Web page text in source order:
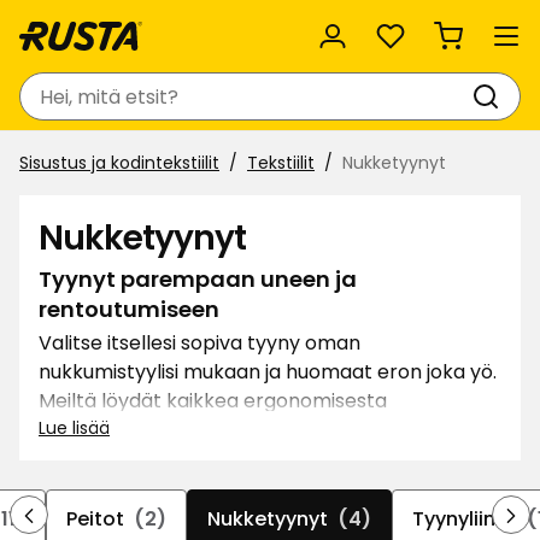
Suosikit
Haku
Sisustus ja kodintekstiilit Tekstiilit Nukketyynyt
Nukketyynyt
Tyynyt parempaan uneen ja
rentoutumiseen
Valitse itsellesi sopiva tyyny oman
nukkumistyylisi mukaan ja huomaat eron joka yö.
Meiltä löydät kaikkea ergonomisesta
vartalotyynystä perinteiseen nukkumistyynyyn –
tukea ja mukavuutta. Valitse sekä peitto että
tyyny täydellistä unielämystä varten. Olitpa
Lue lisää
Peitot (2) Nukketyynyt (4) Tyynyliinat